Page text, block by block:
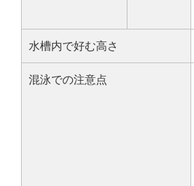
水槽内で好む高さ
混泳での注意点